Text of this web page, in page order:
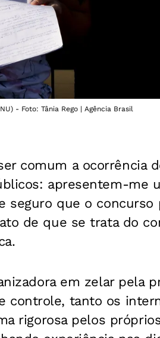
- Foto: Tânia Rego | Agência Brasil
comum a ocorrência
apresentem-me
seguro que o concurso
de que se trata do
em zelar pela
controle, tanto os
rigorosa pelos